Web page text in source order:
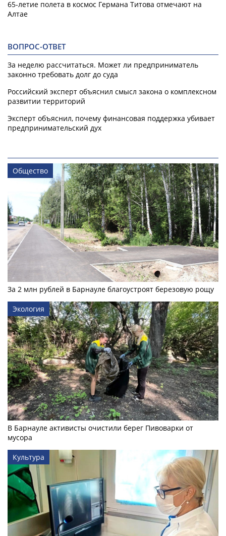
65-летие полета в космос Германа Титова отмечают на
Алтае
ВОПРОС-ОТВЕТ
За неделю рассчитаться. Может ли предприниматель
законно требовать долг до суда
Российский эксперт объяснил смысл закона о комплексном
развитии территорий
Эксперт объяснил, почему финансовая поддержка убивает
предпринимательский дух
Общество
За 2 млн рублей в Барнауле благоустроят березовую рощу
Экология
В Барнауле активисты очистили берег Пивоварки от
мусора
Культура